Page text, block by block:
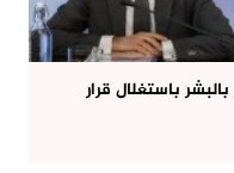
باستغلال قرار